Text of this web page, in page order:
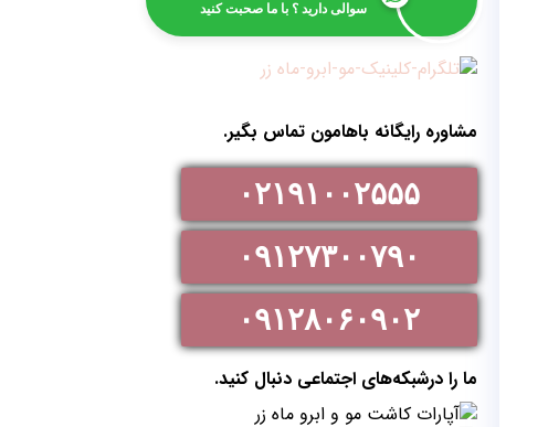
سوالی دارید ؟ با ما صحبت کنید
مشاوره رایگانه باهامون تماس بگیر.
۰۲۱۹۱۰۰۲۵۵۵
۰۹۱۲۷۳۰۰۷۹۰
۰۹۱۲۸۰۶۰۹۰۲
ما را درشبکه‌های اجتماعی دنبال کنید.